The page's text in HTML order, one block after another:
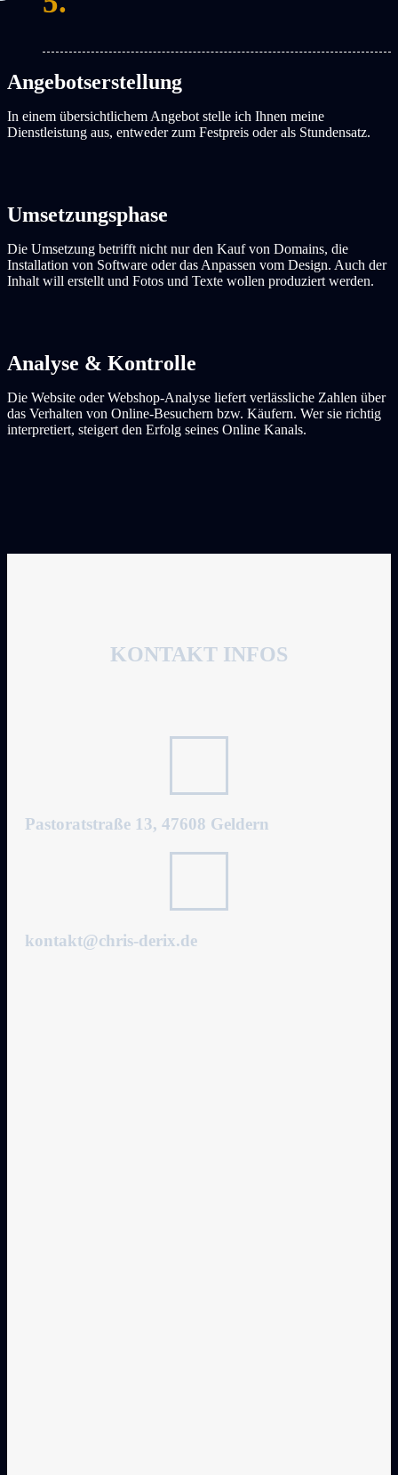
Angebotserstellung
In einem übersichtlichem Angebot stelle ich Ihnen meine
Dienstleistung aus, entweder zum Festpreis oder als Stundensatz.
Umsetzungsphase
Die Umsetzung betrifft nicht nur den Kauf von Domains, die
Installation von Software oder das Anpassen vom Design. Auch der
Inhalt will erstellt und Fotos und Texte wollen produziert werden.
Analyse & Kontrolle
Die Website oder Webshop-Analyse liefert verlässliche Zahlen über
das Verhalten von Online-Besuchern bzw. Käufern. Wer sie richtig
interpretiert, steigert den Erfolg seines Online Kanals.
KONTAKT INFOS
Pastoratstraße 13, 47608 Geldern
kontakt@chris-derix.de